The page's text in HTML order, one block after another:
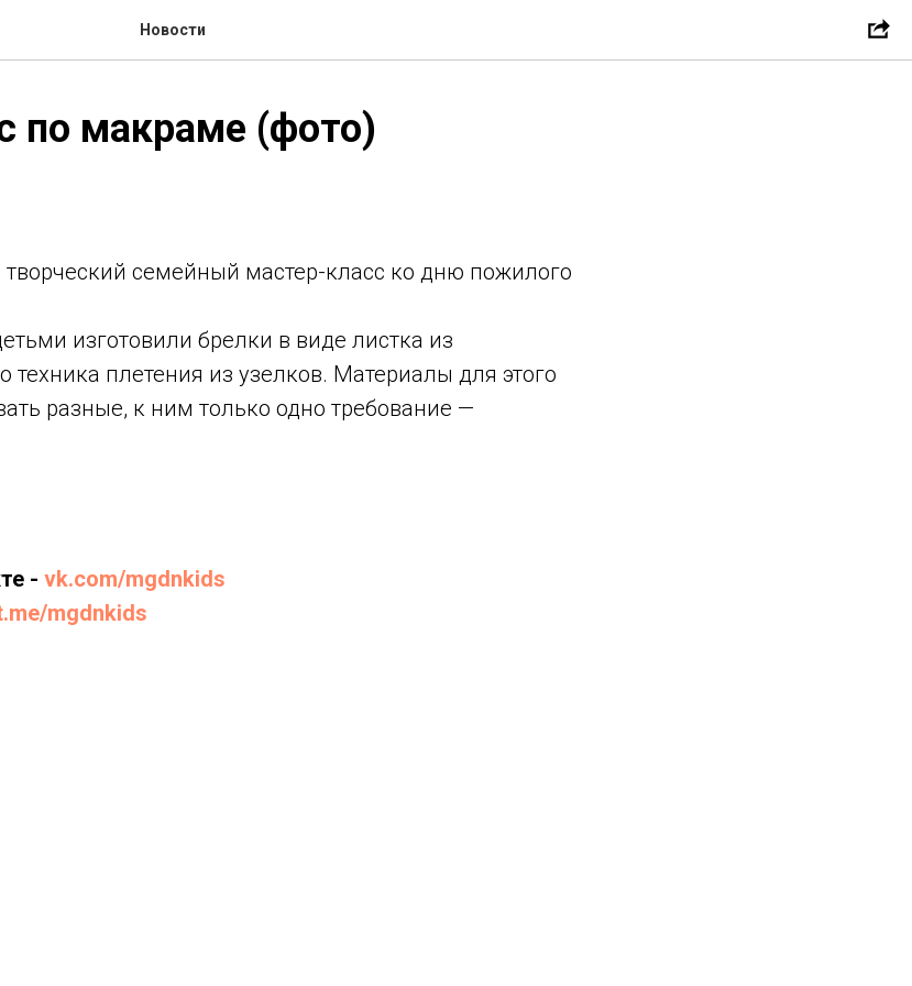
Новости
по макраме (фото)
семейный мастер-класс ко дню пожилого
изготовили брелки в виде листка из
техника плетения из узелков. Материалы для этого
разные, к ним только одно требование —
- vk.com/mgdnkids
mgdnkids